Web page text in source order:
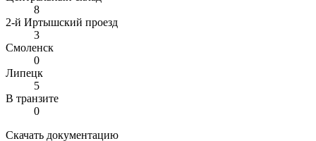
8
2-й Иртышский проезд
3
Смоленск
0
Липецк
5
В транзите
0
Скачать документацию